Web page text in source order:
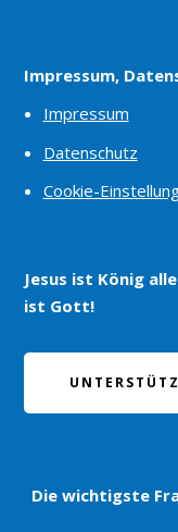
Impressum,
Impressum
Datenschutz
Cookie-
Jesus ist König
ist Gott!
Die wichtigste